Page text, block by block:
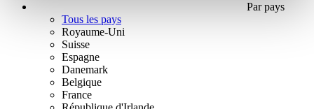
Par pays
Tous les pays
Royaume-Uni
Suisse
Espagne
Danemark
Belgique
France